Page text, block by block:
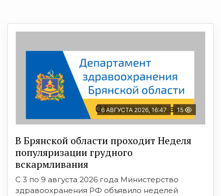
6 АВГУСТА 2026, 16:47 15
В Брянской области проходит Неделя
популяризации грудного
вскармливания
С 3 по 9 августа 2026 года Министерство
здравоохранения РФ объявило неделей